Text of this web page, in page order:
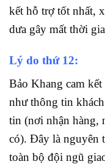
kết hỗ trợ tốt nhất,
dưa gây mất thời
Lý do thứ 12:
Bảo Khang cam
như thông tin
tin (nơi nhận hàng,
có). Đây là nguyên
toàn bộ đội ngũ